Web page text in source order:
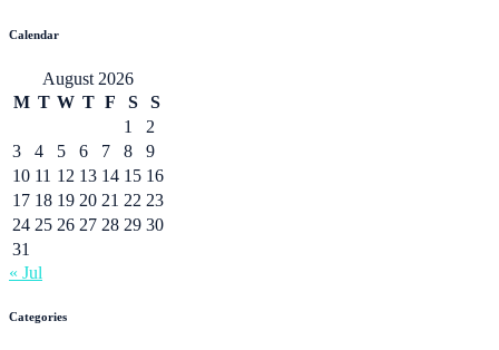
Calendar
August 2026
M T W T F S
S
1
2
3
4 5 6 7 8
9
10 11 12 13 14 15 16
17 18 19 20 21 22 23
24 25 26 27 28 29 30
31
« Jul
Categories